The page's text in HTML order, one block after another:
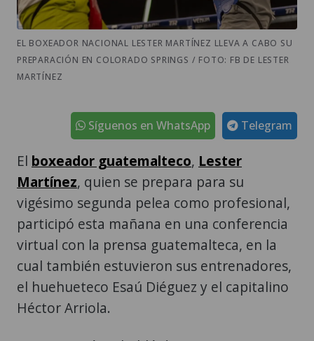
EL BOXEADOR NACIONAL LESTER MARTÍNEZ LLEVA A CABO SU
PREPARACIÓN EN COLORADO SPRINGS / FOTO: FB DE LESTER
MARTÍNEZ
Telegram
Síguenos en WhatsApp
El boxeador guatemalteco, Lester
Martínez, quien se prepara para su
vigésimo segunda pelea como profesional,
participó esta mañana en una conferencia
virtual con la prensa guatemalteca, en la
cual también estuvieron sus entrenadores,
el huehueteco Esaú Diéguez y el capitalino
Héctor Arriola.